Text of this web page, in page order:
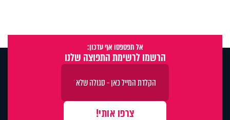
אל תפספסו אף עדכון:
הרשמו לרשימת התפוצה שלנו